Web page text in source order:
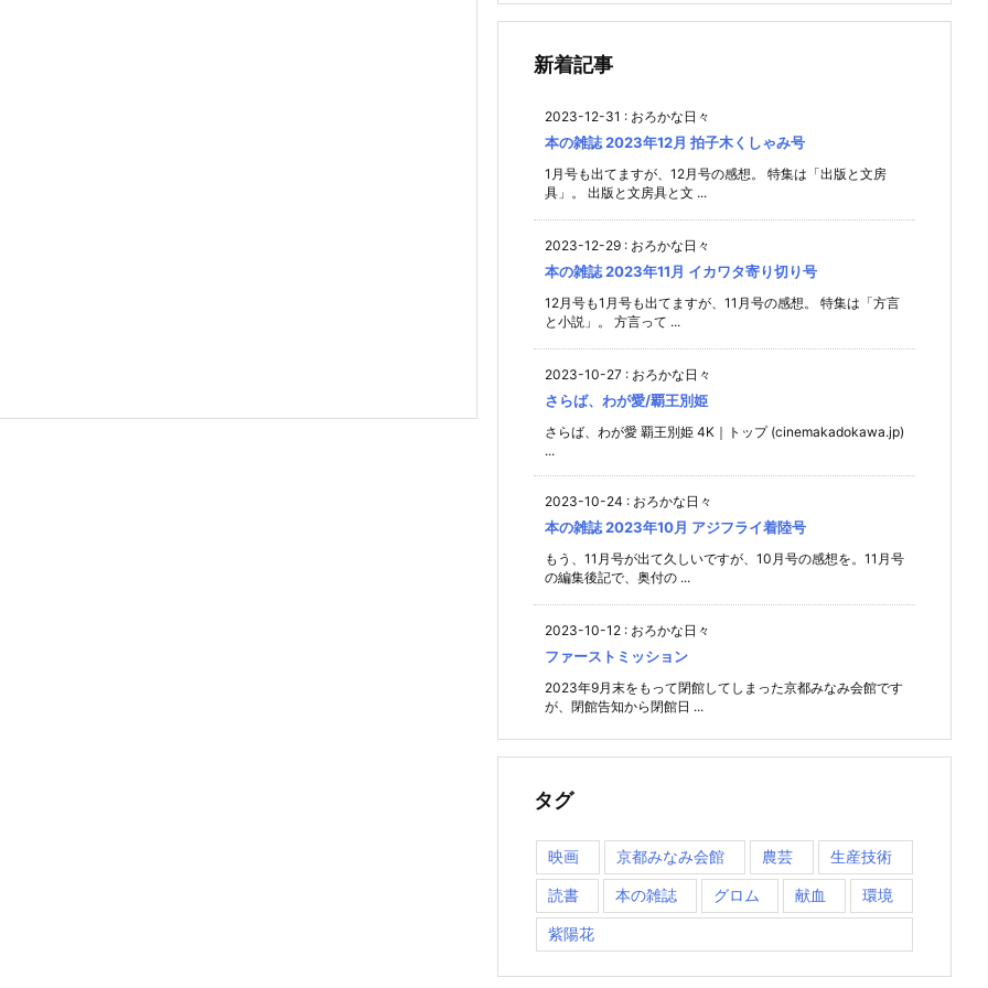
新着記事
2023-12-31 : おろかな日々
本の雑誌 2023年12月 拍子木くしゃみ号
1月号も出てますが、12月号の感想。 特集は「出版と文房
具」。 出版と文房具と文 ...
2023-12-29 : おろかな日々
本の雑誌 2023年11月 イカワタ寄り切り号
12月号も1月号も出てますが、11月号の感想。 特集は「方言
と小説」。 方言って ...
2023-10-27 : おろかな日々
さらば、わが愛/覇王別姫
さらば、わが愛 覇王別姫 4K｜トップ (cinemakadokawa.jp)
...
2023-10-24 : おろかな日々
本の雑誌 2023年10月 アジフライ着陸号
もう、11月号が出て久しいですが、10月号の感想を。11月号
の編集後記で、奥付の ...
2023-10-12 : おろかな日々
ファーストミッション
2023年9月末をもって閉館してしまった京都みなみ会館です
が、閉館告知から閉館日 ...
タグ
映画 京都みなみ会館 農芸 生産技術
読書 本の雑誌 グロム 献血 環境
紫陽花